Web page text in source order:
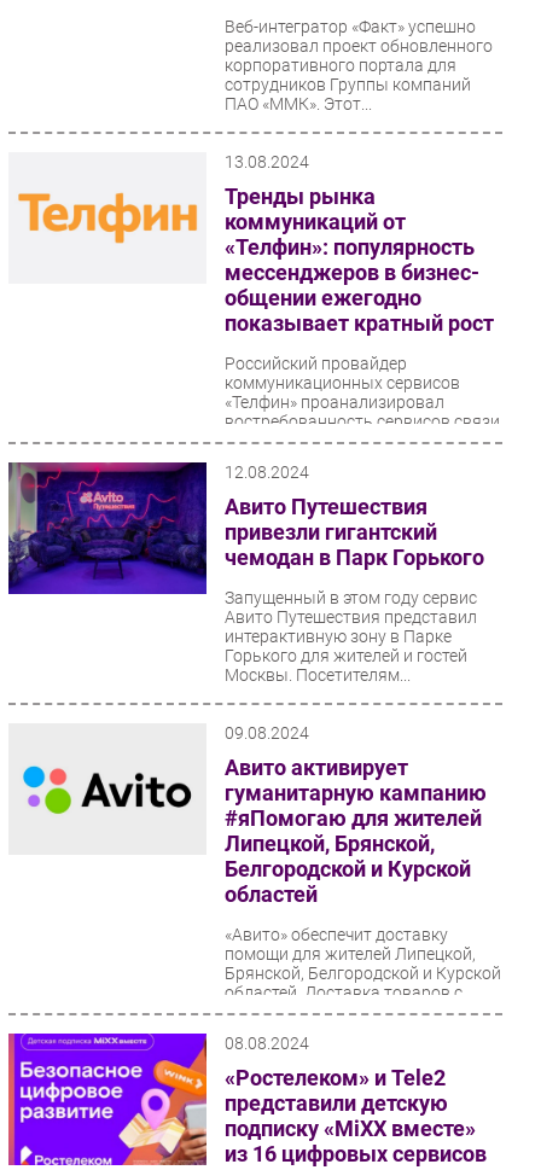
Мероприятия
Проекты
Веб-интегратор «Факт» успешно
реализовал проект обновленного
корпоративного портала для
сотрудников Группы компаний
ПАО «ММК». Этот...
13.08.2024
Тренды рынка
коммуникаций от
«Телфин»: популярность
мессенджеров в бизнес-
общении ежегодно
показывает кратный рост
Российский провайдер
коммуникационных сервисов
«Телфин» проанализировал
востребованность сервисов связи
за 2023 год и первое полугодие...
12.08.2024
Авито Путешествия
привезли гигантский
чемодан в Парк Горького
Запущенный в этом году сервис
Авито Путешествия представил
интерактивную зону в Парке
Горького для жителей и гостей
Москвы. Посетителям...
09.08.2024
Авито активирует
гуманитарную кампанию
#яПомогаю для жителей
Липецкой, Брянской,
Белгородской и Курской
областей
«Авито» обеспечит доставку
помощи для жителей Липецкой,
Брянской, Белгородской и Курской
областей. Доставка товаров с
хэштегом #яПомогаю...
08.08.2024
«Ростелеком» и Tele2
представили детскую
подписку «MiXX вместе»
из 16 цифровых сервисов